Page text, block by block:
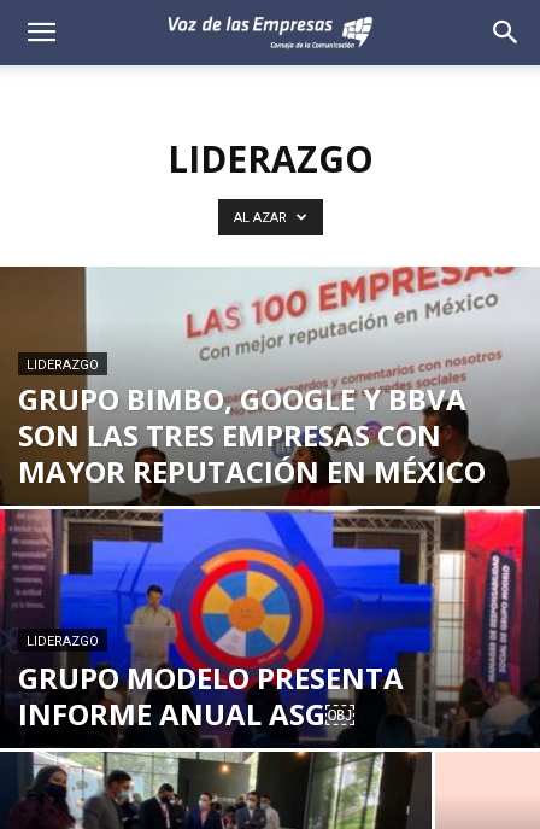
Voz
LIDERAZGO
AL AZAR
LIDERAZGO
GRUPO BIMBO, GOOGLE Y BBVA
SON LAS TRES EMPRESAS CON
MAYOR REPUTACIÓN EN MÉXICO
LIDERAZGO
GRUPO MODELO PRESENTA
INFORME ANUAL ASG￼